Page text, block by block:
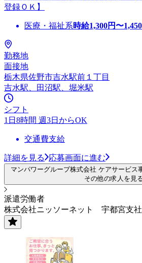
登録ＯＫ】
医療・福祉系時給1,300円〜1,450
勤務地
面接地
栃木県佐野市吉水駅前１丁目
吉水駅、田沼駅、堀米駅
シフト
1日8時間 週3日からOK
交通費支給
詳細を見る 応募画面に進む
マンパワーグループ株式会社 ケアサービス
その他の求人を見
派遣労働者
株式会社ニッソーネット 宇都宮支社/